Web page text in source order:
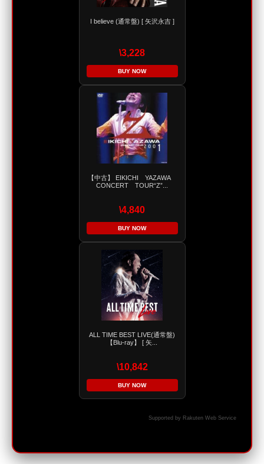
I believe (通常盤) [ 矢沢永吉 ]
\3,228
BUY NOW
【中古】 EIKICHI YAZAWA
CONCERT TOUR“Z”...
\4,840
BUY NOW
ALL TIME BEST LIVE(通常盤)
【Blu-ray】 [ 矢...
\10,842
BUY NOW
Supported by Rakuten Web Service